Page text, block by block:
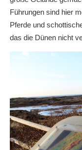
Führungen sind hier
Pferde und
das die Dünen nicht